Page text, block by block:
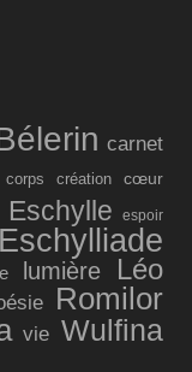
carnet
corps création cœur
Eschylle espoir
lumière Léo
Romilor
vie Wulfina